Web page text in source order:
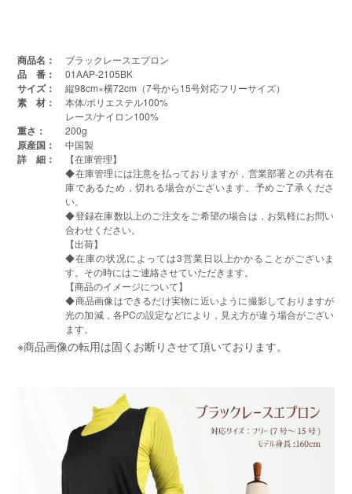
商品名： ブラックレースエプロン
品 番： 01AAP-2105BK
サイズ： 縦98cm×横72cm（7号から15号対応フリーサイズ）
素 材：
本体/ポリエステル100%
レース/ナイロン100%
重さ： 200g
原産国： 中国製
詳 細：
【在庫管理】
◆在庫管理には注意を払っておりますが，営業部署との共有在
庫であるため，切れる場合がございます。予めご了承くださ
い。
◆登録在庫数以上のご注文をご希望の場合は，お気軽にお問い
合わせください。
【出荷】
◆在庫の状况によっては3営業日以上かかることがございま
す。その時にはご連絡させていただきます。
【商品のイメージについて】
◆商品画像はできるだけ実物に近いように撮影しておりますが
光の加減，各PCの設定などにより，見え方が違う場合がござい
ます。
※商品画像の転用は固くお断りさせて頂いております。